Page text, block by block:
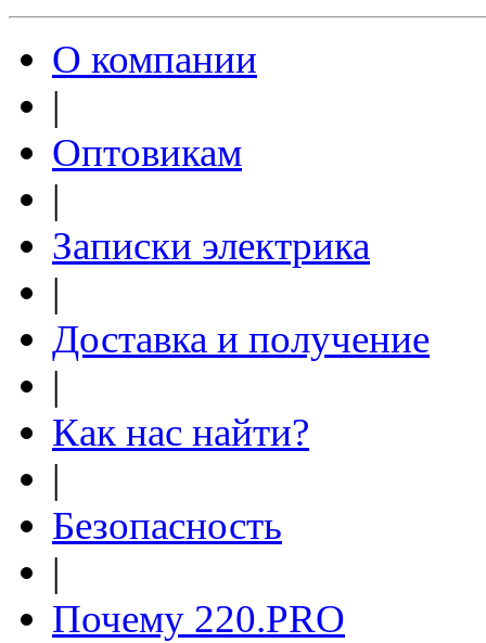
О компании
|
Оптовикам
|
Записки электрика
|
Доставка и получение
|
Как нас найти?
|
Безопасность
|
Почему 220.PRO